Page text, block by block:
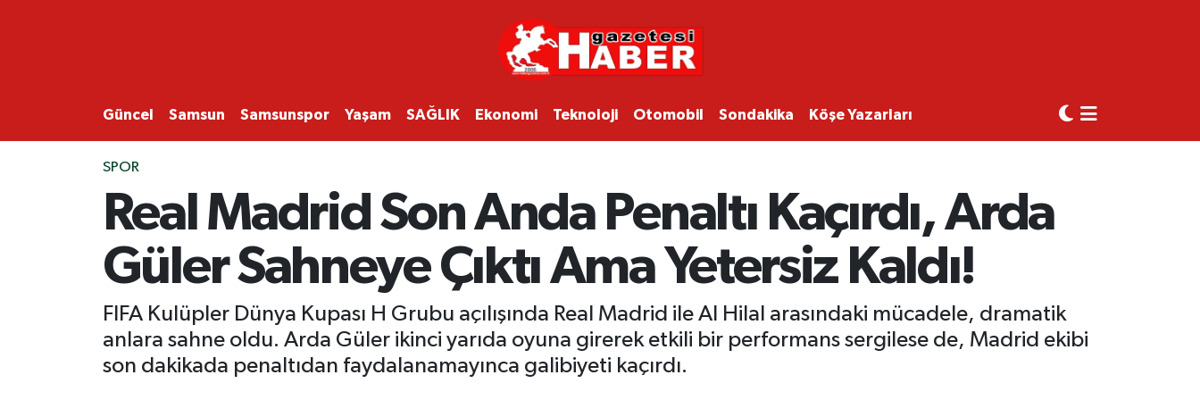
Güncel Samsun Samsunspor Yaşam SAĞLIK Ekonomi Teknoloji Otomobil Sondakika Köşe Yazarları
SPOR
Real Madrid Son Anda Penaltı Kaçırdı, Arda
Güler Sahneye Çıktı Ama Yetersiz Kaldı!
FIFA Kulüpler Dünya Kupası H Grubu açılışında Real Madrid ile Al Hilal arasındaki mücadele, dramatik
anlara sahne oldu. Arda Güler ikinci yarıda oyuna girerek etkili bir performans sergilese de, Madrid ekibi
son dakikada penaltıdan faydalanamayınca galibiyeti kaçırdı.
SAMSUN
SAMSUNSPOR
EKONOMİ